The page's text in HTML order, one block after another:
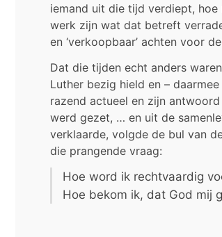
iemand uit die tijd verdiept, hoe
werk zijn wat dat betreft
en ‘verkoopbaar’ achten voor
Dat die tijden echt anders
Luther bezig hield en –
razend actueel en zijn
werd gezet, … en uit de
verklaarde, volgde de bul van
die prangende vraag:
Hoe word ik rechtvaardig
Hoe bekom ik, dat God mij